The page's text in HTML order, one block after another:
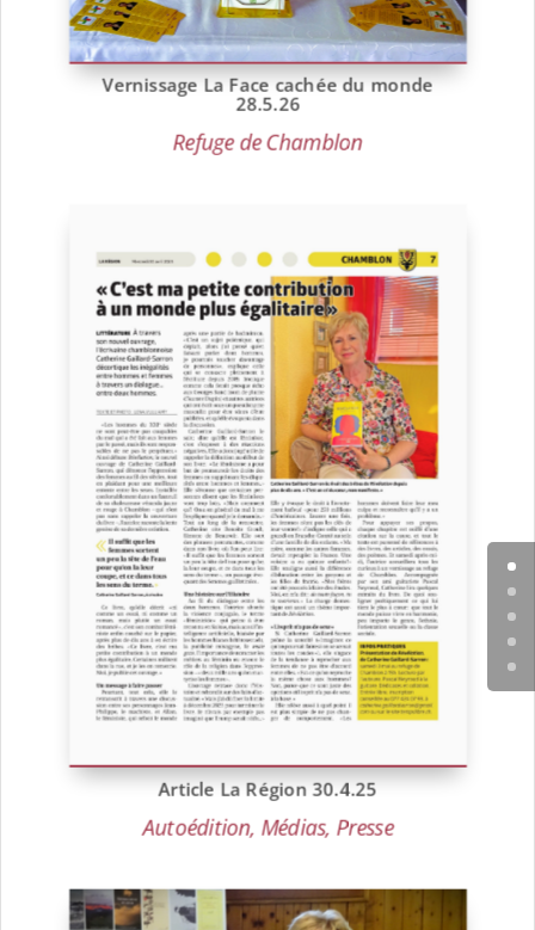
Vernissage La Face cachée du monde
28.5.26
Refuge de Chamblon
Article La Région 30.4.25
Autoédition, Médias, Presse